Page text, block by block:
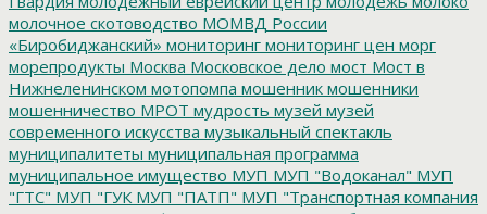
молочное скотоводство МОМВД России
«Биробиджанский» мониторинг мониторинг цен морг
морепродукты Москва Московское дело мост Мост в
Нижнеленинском мотопомпа мошенник мошенники
мошенничество МРОТ мудрость музей музей
современного искусства музыкальный спектакль
муниципалитеты муниципальная программа
муниципальное имущество МУП МУП "Водоканал" МУП
"ГТС" МУП "ГУК МУП "ПАТП" МУП "Транспортная компания